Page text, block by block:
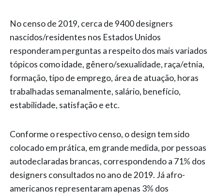
No censo de 2019, cerca de 9400 designers
nascidos/residentes nos Estados Unidos
responderam perguntas a respeito dos mais variados
tópicos como idade, gênero/sexualidade, raça/etnia,
formação, tipo de emprego, área de atuação, horas
trabalhadas semanalmente, salário, benefício,
estabilidade, satisfação e etc.
Conforme o respectivo censo, o design tem sido
colocado em prática, em grande medida, por pessoas
autodeclaradas brancas, correspondendo a 71% dos
designers consultados no ano de 2019. Já afro-
americanos representaram apenas 3% dos